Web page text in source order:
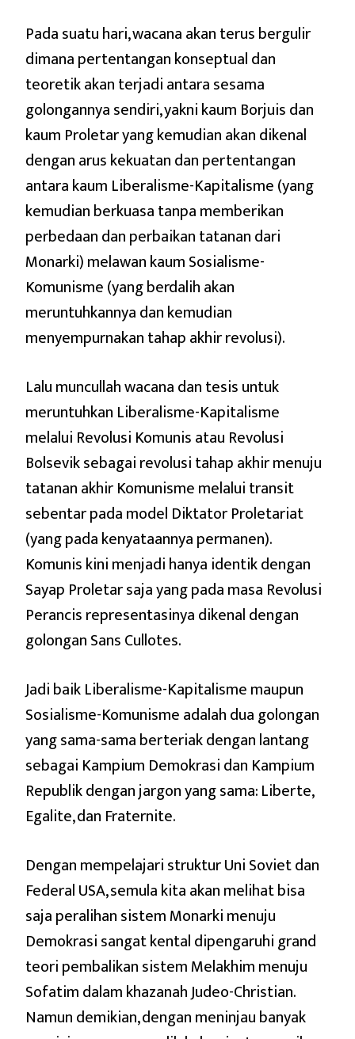
Pada suatu hari, wacana akan terus bergulir
dimana pertentangan konseptual dan
teoretik akan terjadi antara sesama
golongannya sendiri, yakni kaum Borjuis dan
kaum Proletar yang kemudian akan dikenal
dengan arus kekuatan dan pertentangan
antara kaum Liberalisme-Kapitalisme (yang
kemudian berkuasa tanpa memberikan
perbedaan dan perbaikan tatanan dari
Monarki) melawan kaum Sosialisme-
Komunisme (yang berdalih akan
meruntuhkannya dan kemudian
menyempurnakan tahap akhir revolusi).
Lalu muncullah wacana dan tesis untuk
meruntuhkan Liberalisme-Kapitalisme
melalui Revolusi Komunis atau Revolusi
Bolsevik sebagai revolusi tahap akhir menuju
tatanan akhir Komunisme melalui transit
sebentar pada model Diktator Proletariat
(yang pada kenyataannya permanen).
Komunis kini menjadi hanya identik dengan
Sayap Proletar saja yang pada masa Revolusi
Perancis representasinya dikenal dengan
golongan Sans Cullotes.
Jadi baik Liberalisme-Kapitalisme maupun
Sosialisme-Komunisme adalah dua golongan
yang sama-sama berteriak dengan lantang
sebagai Kampium Demokrasi dan Kampium
Republik dengan jargon yang sama: Liberte,
Egalite, dan Fraternite.
Dengan mempelajari struktur Uni Soviet dan
Federal USA, semula kita akan melihat bisa
saja peralihan sistem Monarki menuju
Demokrasi sangat kental dipengaruhi grand
teori pembalikan sistem Melakhim menuju
Sofatim dalam khazanah Judeo-Christian.
Namun demikian, dengan meninjau banyak